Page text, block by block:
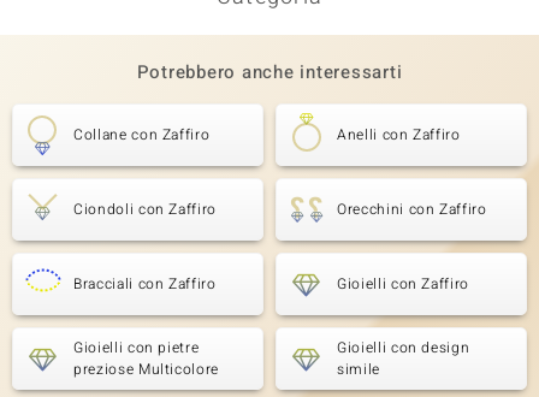
Potrebbero anche interessarti
Collane con Zaffiro Anelli con Zaffiro
Ciondoli con Zaffiro Orecchini con Zaffiro
Bracciali con Zaffiro Gioielli con Zaffiro
Gioielli con pietre
preziose Multicolore
Gioielli con design
simile